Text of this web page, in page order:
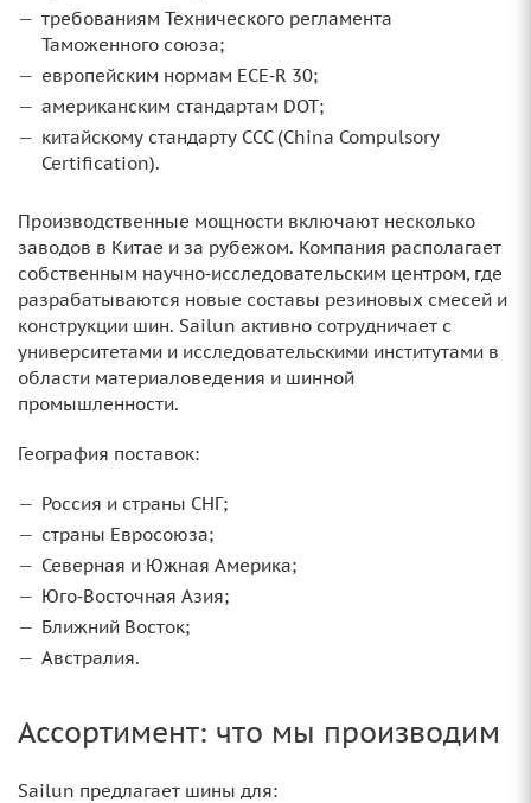
требованиям Технического регламента
Таможенного союза;
европейским нормам ECE‑R 30;
американским стандартам DOT;
китайскому стандарту CCC (China Compulsory
Certification).
Производственные мощности включают несколько
заводов в Китае и за рубежом. Компания располагает
собственным научно‑исследовательским центром, где
разрабатываются новые составы резиновых смесей и
конструкции шин. Sailun активно сотрудничает с
университетами и исследовательскими институтами в
области материаловедения и шинной
промышленности.
География поставок:
Россия и страны СНГ;
страны Евросоюза;
Северная и Южная Америка;
Юго‑Восточная Азия;
Ближний Восток;
Австралия.
Ассортимент: что мы производим
Sailun предлагает шины для: